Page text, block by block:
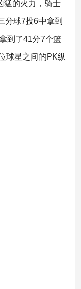
猛的火力，骑士
分球7投6中拿到
到了41分7个篮
球星之间的PK纵